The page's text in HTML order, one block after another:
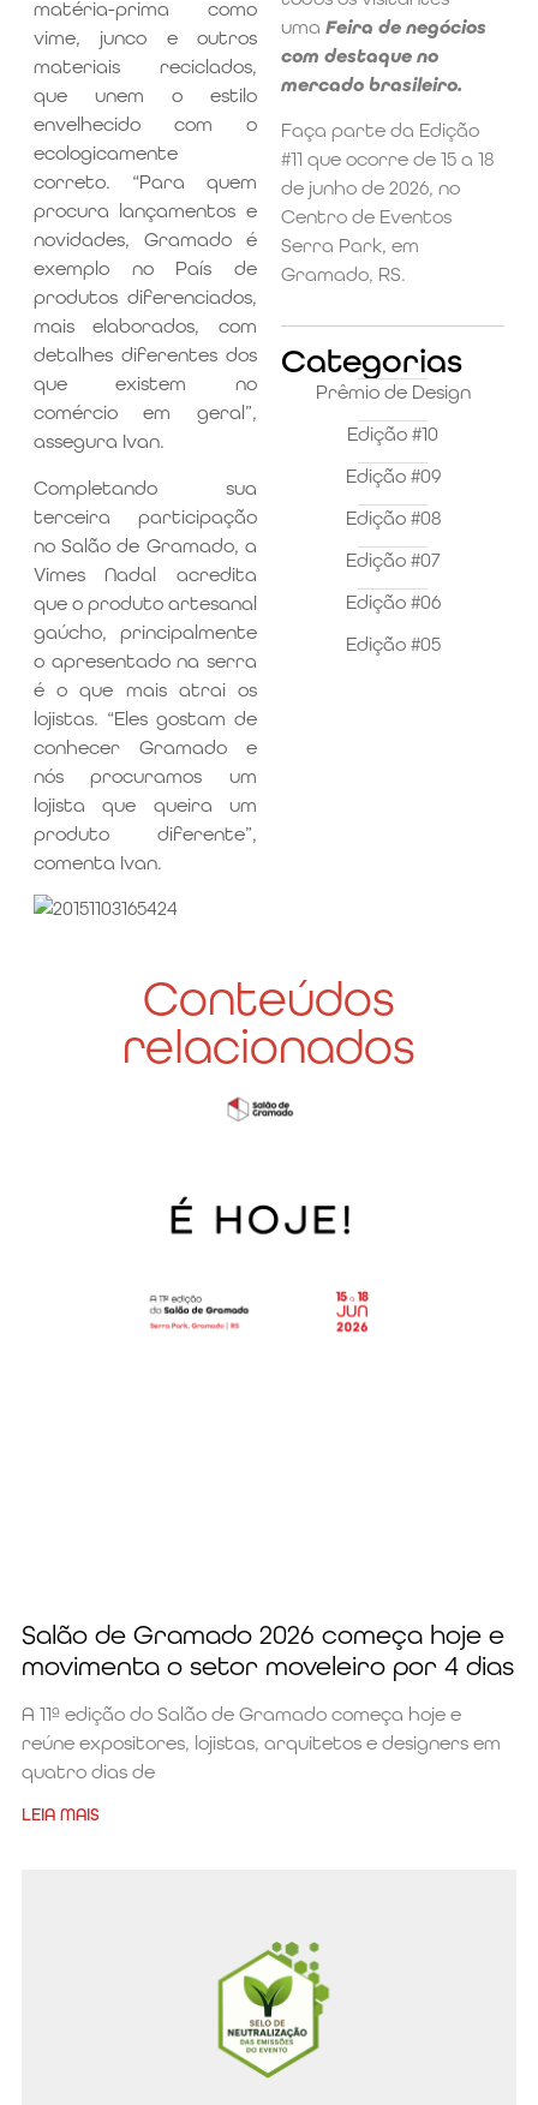
uma Feira de negócios
com destaque no
mercado brasileiro.
Faça parte da Edição
#11 que ocorre de 15 a 18
de junho de 2026, no
Centro de Eventos
Serra Park, em
Gramado, RS.
Categorias
Prêmio de Design
Edição #10
Edição #09
Edição #08
Edição #07
Edição #06
Edição #05
matéria-prima como
vime, junco e outros
materiais reciclados,
que unem o estilo
envelhecido com o
ecologicamente
correto. “Para quem
procura lançamentos e
novidades, Gramado é
exemplo no País de
produtos diferenciados,
mais elaborados, com
detalhes diferentes dos
que existem no
comércio em geral”,
assegura Ivan.
Completando sua
terceira participação
no Salão de Gramado, a
Vimes Nadal acredita
que o produto artesanal
gaúcho, principalmente
o apresentado na serra
é o que mais atrai os
lojistas. “Eles gostam de
conhecer Gramado e
nós procuramos um
lojista que queira um
produto diferente”,
comenta Ivan.
Conteúdos
relacionados
Salão de Gramado 2026 começa hoje e
movimenta o setor moveleiro por 4 dias
A 11ª edição do Salão de Gramado começa hoje e
reúne expositores, lojistas, arquitetos e designers em
quatro dias de
LEIA MAIS